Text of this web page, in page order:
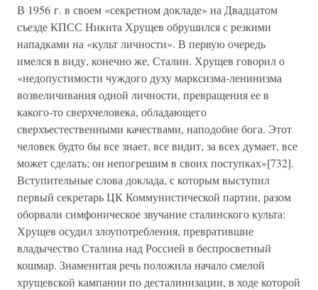
В 1956 г. в своем «секретном докладе» на Двадцатом
съезде КПСС Никита Хрущев обрушился с резкими
нападками на «культ личности». В первую очередь
имелся в виду, конечно же, Сталин. Хрущев говорил о
«недопустимости чуждого духу марксизма-ленинизма
возвеличивания одной личности, превращения ее в
какого-то сверхчеловека, обладающего
сверхъестественными качествами, наподобие бога. Этот
человек будто бы все знает, все видит, за всех думает, все
может сделать; он непогрешим в своих поступках»[732].
Вступительные слова доклада, с которым выступил
первый секретарь ЦК Коммунистической партии, разом
оборвали симфоническое звучание сталинского культа:
Хрущев осудил злоупотребления, превратившие
владычество Сталина над Россией в беспросветный
кошмар. Знаменитая речь положила начало смелой
хрущевской кампании по десталинизации, в ходе которой